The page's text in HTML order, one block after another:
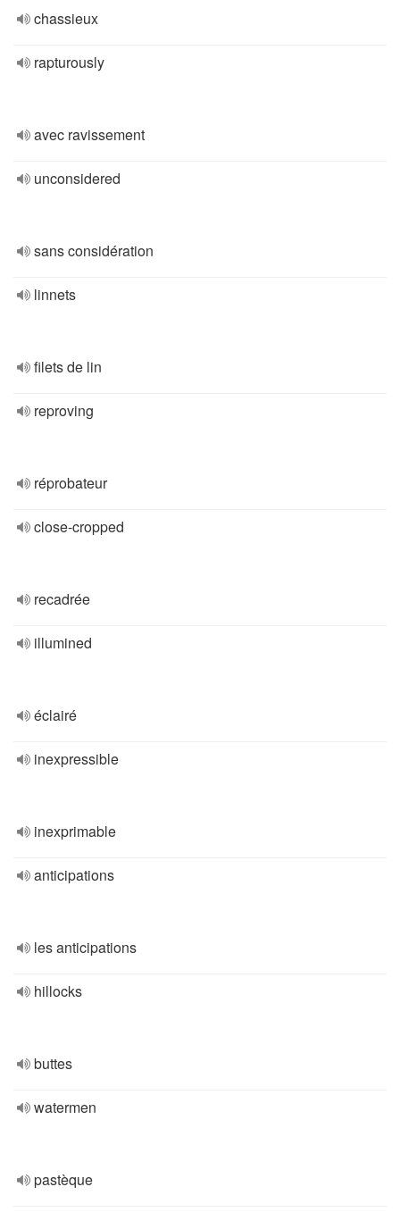
chassieux
rapturously
avec ravissement
unconsidered
sans considération
linnets
filets de lin
reproving
réprobateur
close-cropped
recadrée
illumined
éclairé
inexpressible
inexprimable
anticipations
les anticipations
hillocks
buttes
watermen
pastèque